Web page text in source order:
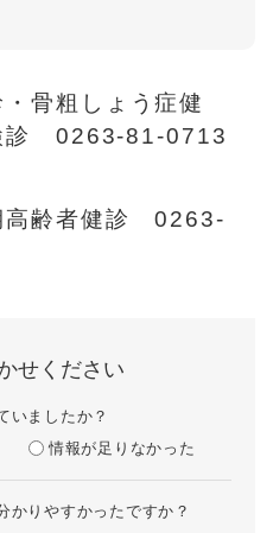
骨粗しょう症健
診 0263-81-0713
高齢者健診 0263-
せください
いましたか？
情報が足りなかった
かりやすかったですか？